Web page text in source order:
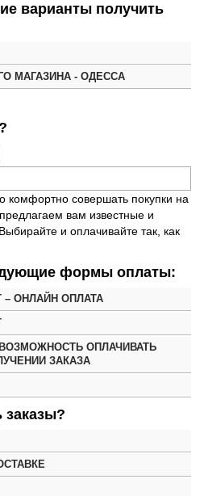
варианты получить
МАГАЗИНА - ОДЕССА
совершать покупки на
вам известные и
и оплачивайте так, как
формы оплаты:
ОНЛАЙН ОПЛАТА
ОПЛАЧИВАТЬ
ЗАКАЗА
заказы?